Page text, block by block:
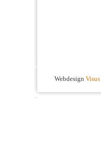
Webdesign Visus